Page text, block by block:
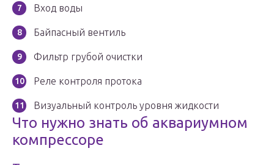
Вход воды
Байпасный вентиль
Фильтр грубой очистки
Реле контроля протока
Визуальный контроль уровня жидкости
Что нужно знать об аквариумном
компрессоре